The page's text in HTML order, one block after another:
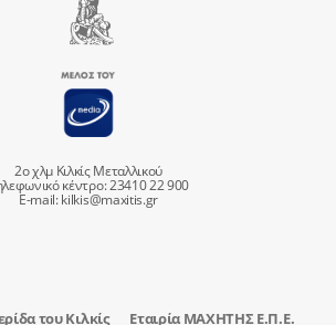
2ο χλμ Κιλκίς Μεταλλικού
κέντρο: 23410 22 900
E-mail:kilkis@maxitis.gr
του Κιλκίς Εταιρία ΜΑΧΗΤΗΣ Ε.Π.Ε.